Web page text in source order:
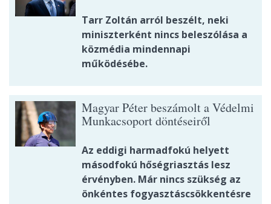
Tarr Zoltán arról beszélt, neki
miniszterként nincs beleszólása a
közmédia mindennapi
működésébe.
Magyar Péter beszámolt a Védelmi
Munkacsoport döntéseiről
Az eddigi harmadfokú helyett
másodfokú hőségriasztás lesz
érvényben. Már nincs szükség az
önkéntes fogyasztáscsökkentésre